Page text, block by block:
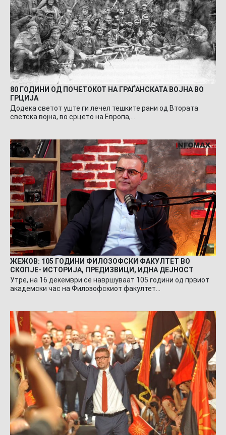
80 ГОДИНИ ОД ПОЧЕТОКОТ НА ГРАЃАНСКАТА ВОЈНА ВО
ГРЦИЈА
Додека светот уште ги лечел тешките рани од Втората
светска војна, во срцето на Европа,…
ЖЕЖОВ: 105 ГОДИНИ ФИЛОЗОФСКИ ФАКУЛТЕТ ВО
СКОПЈЕ- ИСТОРИЈА, ПРЕДИЗВИЦИ, ИДНА ДЕЈНОСТ
Утре, на 16 декември се навршуваат 105 години од првиот
академски час на Филозофскиот факултет…